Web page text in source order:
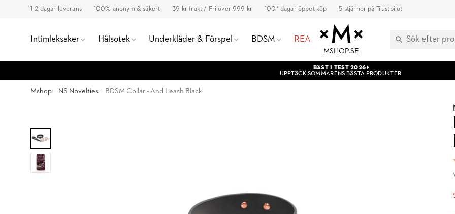
1-2 dagar leverans 100% anonym & säkert 39 kr frakt / Fri över 999 kr 100* dagar öppet köp 5 stjärnor på Trustpilot
Intimleksaker Hälsotek Underkläder & Förspel BDSM REA
MSHOP.SE
BÄST I TEST 2026
UPPTÄCK SOMMARENS BÄSTA PRODUKTER.
Mshop NS Novelties BDSM Collar - And Leash Black